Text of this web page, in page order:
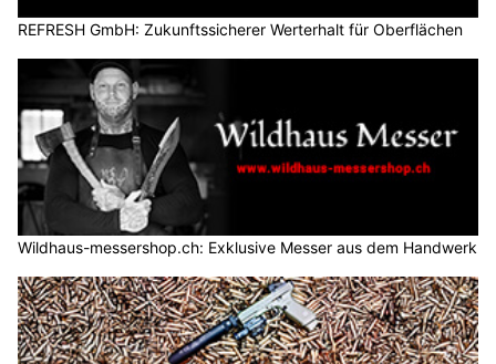
REFRESH GmbH: Zukunftssicherer Werterhalt für Oberflächen
Wildhaus-messershop.ch: Exklusive Messer aus dem Handwerk